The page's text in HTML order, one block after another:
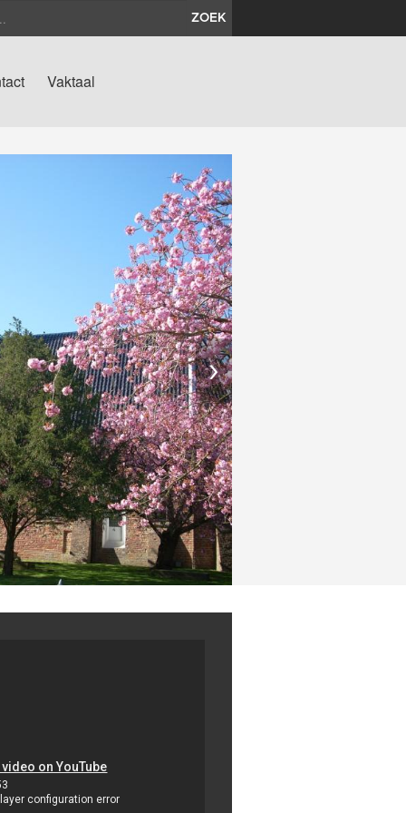
ZOEK
Vaktaal
›